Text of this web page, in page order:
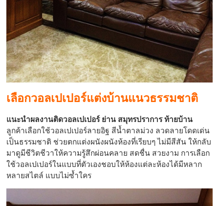
เลือกวอลเปเปอร์แต่งบ้านแนวธรรมชาติ
แนะนำผลงานติดวอลเปเปอร์ ย่าน สมุทรปราการ ท้ายบ้าน
ลูกค้าเลือกใช้วอลเปเปอร์ลายอิฐ สีน้ำตาลม่วง ลวดลายโดดเด่น
เป็นธรรมชาติ ช่วยตกแต่งผนังผนังห้องที่เรียบๆ ไม่มีสีสัน ให้กลับ
มาดูมีชีวิตชีวาให้ความรู้สึกผ่อนคลาย สดชื่น สวยงาม การเลือก
ใช้วอลเปเปอร์ในแบบที่ตัวเองชอบให้ห้องแต่ละห้องได้มีหลาก
หลายสไตล์ แบบไม่ซ้ำใคร